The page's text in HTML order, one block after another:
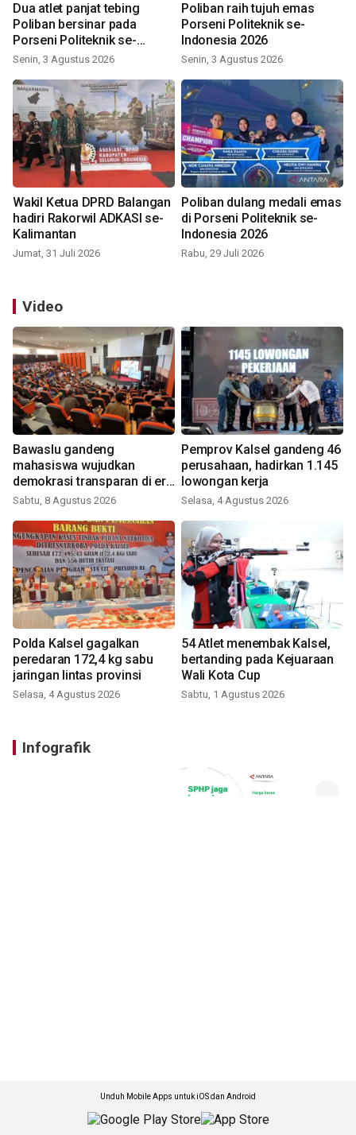
Dua atlet panjat tebing
Poliban bersinar pada
Porseni Politeknik se-
Indonesia 2026
Senin, 3 Agustus 2026
Poliban raih tujuh emas
Porseni Politeknik se-
Indonesia 2026
Senin, 3 Agustus 2026
Wakil Ketua DPRD Balangan
hadiri Rakorwil ADKASI se-
Kalimantan
Jumat, 31 Juli 2026
Poliban dulang medali emas
di Porseni Politeknik se-
Indonesia 2026
Rabu, 29 Juli 2026
Video
Bawaslu gandeng
mahasiswa wujudkan
demokrasi transparan di era
digital
Sabtu, 8 Agustus 2026
Pemprov Kalsel gandeng 46
perusahaan, hadirkan 1.145
lowongan kerja
Selasa, 4 Agustus 2026
Polda Kalsel gagalkan
peredaran 172,4 kg sabu
jaringan lintas provinsi
Selasa, 4 Agustus 2026
54 Atlet menembak Kalsel,
bertanding pada Kejuaraan
Wali Kota Cup
Sabtu, 1 Agustus 2026
Infografik
Unduh Mobile Apps untuk iOS dan Android